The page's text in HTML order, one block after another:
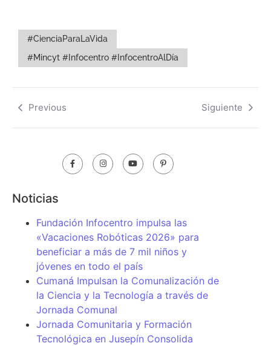
#CienciaParaLaVida
#Mincyt #Infocentro #InfocentroAlDía
Previous Siguiente
Noticias
Fundación Infocentro impulsa las
«Vacaciones Robóticas 2026» para
beneficiar a más de 7 mil niños y
jóvenes en todo el país
Cumaná Impulsan la Comunalización de
la Ciencia y la Tecnología a través de
Jornada Comunal
Jornada Comunitaria y Formación
Tecnológica en Jusepín Consolida